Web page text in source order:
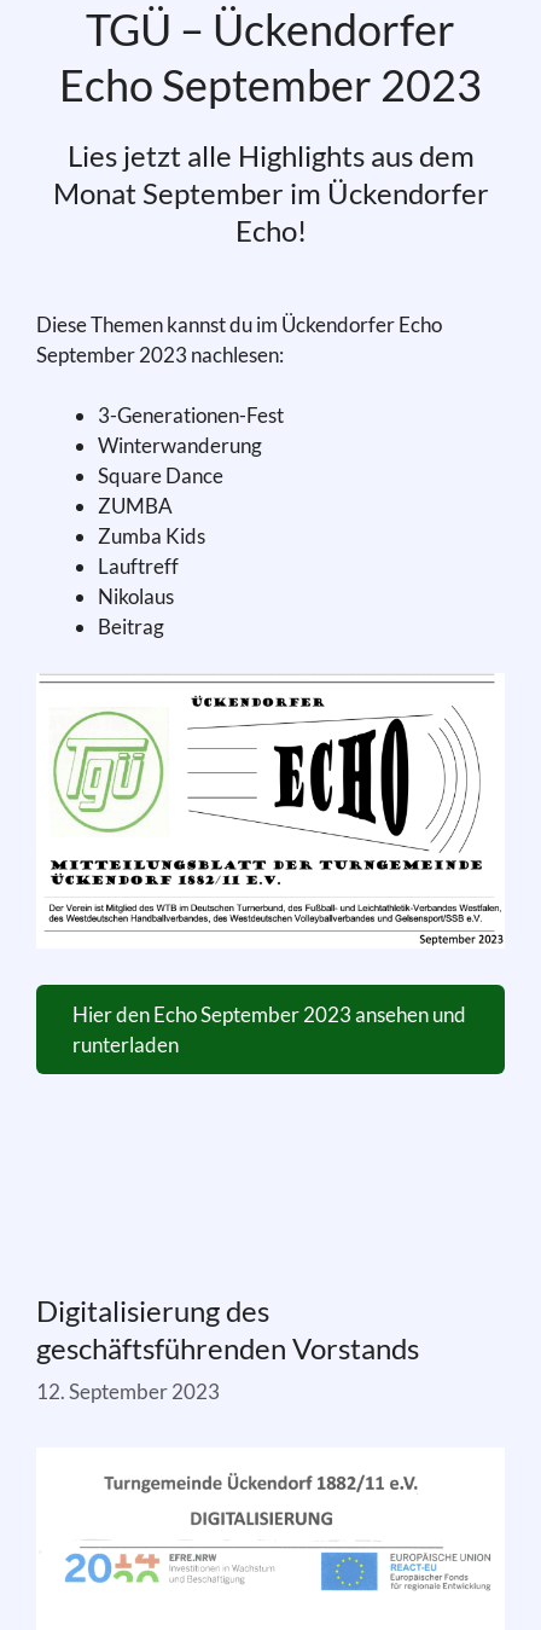
TGÜ – Ückendorfer
Echo September 2023
Lies jetzt alle Highlights aus dem
Monat September im Ückendorfer
Echo!
Diese Themen kannst du im Ückendorfer Echo
September 2023 nachlesen:
3-Generationen-Fest
Winterwanderung
Square Dance
ZUMBA
Zumba Kids
Lauftreff
Nikolaus
Beitrag
Hier den Echo September 2023 ansehen und
runterladen
Digitalisierung des
geschäftsführenden Vorstands
12. September 2023